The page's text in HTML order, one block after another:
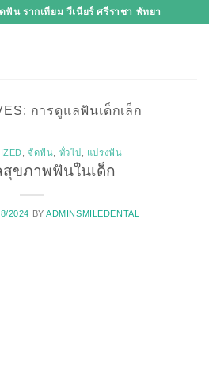
น รากเทียม วีเนียร์ ศรีราชา พัทยา
การดูแลฟันเด็กเล็ก
,จัดฟัน ทั่วไป แปรงฟัน
สุขภาพฟันในเด็ก
2024 BYADMINSMILEDENTAL